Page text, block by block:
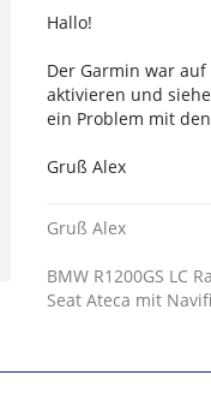
Hallo!
Der Garmin war
aktivieren und
ein Problem mit
Gruß Alex
Gruß Alex
BMW R1200GS LC
Seat Ateca mit